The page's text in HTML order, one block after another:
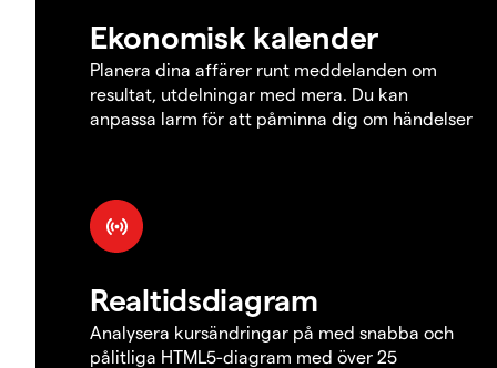
Ekonomisk kalender
Planera dina affärer runt meddelanden om
resultat, utdelningar med mera. Du kan
anpassa larm för att påminna dig om händelser
Realtidsdiagram
Analysera kursändringar på med snabba och
pålitliga HTML5-diagram med över 25